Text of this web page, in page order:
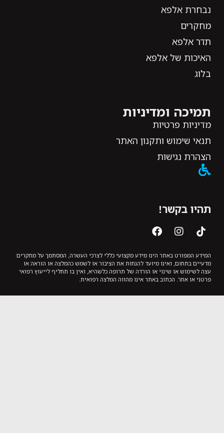
נבחרת אלפא
מחקרים
תדר אלפא
האיכות של אלפא
בלוג
תמיכה ומדיניות
מדיניות פרטיות
תנאי שימוש ותקנון האתר
הצהרת נגישות
תהיו בקשר!
המידע המפורט באתר הינו מידע מקצועי כללי לצרכי העשרה, המסתמך על מחקרים
מדעיים בתחום, ואינו מיועד להנחות את הציבור או לשמש כהמלצה או הוראה או
עצה לשימוש או שינוי או הורדה של תרופה כלשהיא, ואין בו תחליף לייעוץ רפואי
פרטני או אחר. הכתוב באתר אינו מהווה המלצה רפואית.